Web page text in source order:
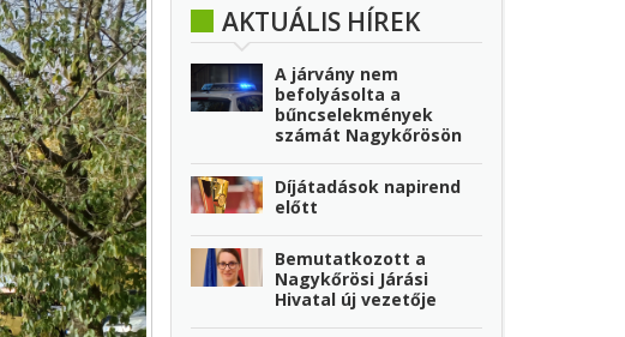
AKTUÁLIS HÍREK
A járvány nem
befolyásolta a
bűncselekmények
számát Nagykőrösön
Díjátadások napirend
előtt
Bemutatkozott a
Nagykőrösi Járási
Hivatal új vezetője